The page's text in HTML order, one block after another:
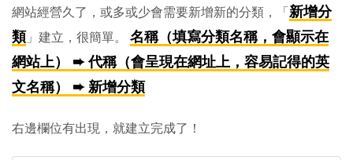
網站經營久了，或多或少會需要新增新的分類，「新增分
類」建立，很簡單。 名稱（填寫分類名稱，會顯示在
網站上） ➨ 代稱（會呈現在網址上，容易記得的英
文名稱） ➨ 新增分類
右邊欄位有出現，就建立完成了！